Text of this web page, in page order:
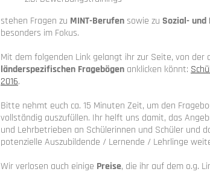
stehen Fragen zu MINT-Berufen sowie zu Sozial-
besonders im Fokus.
Mit dem folgenden Link gelangt ihr zur Seite, von der
länderspezifischen Fragebögen anklicken könnt:
2016.
Bitte nehmt euch ca. 15 Minuten Zeit, um den
vollständig auszufüllen. Ihr helft uns damit, das
und Lehrbetrieben an Schülerinnen und Schüler und
potenzielle Auszubildende / Lernende / Lehrlinge
Wir verlosen auch einige Preise, die ihr auf dem o.g.